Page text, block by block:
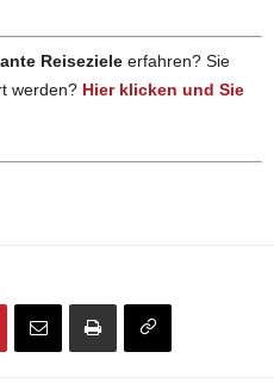
Reiseziele erfahren? Sie
werden? Hier klicken und Sie